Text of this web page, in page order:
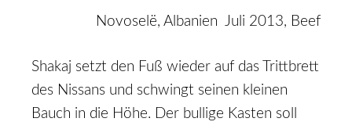
Novoselë, Albanien Juli 2013, Beef
Shakaj setzt den Fuß wieder auf das Trittbrett
des Nissans und schwingt seinen kleinen
Bauch in die Höhe. Der bullige Kasten soll